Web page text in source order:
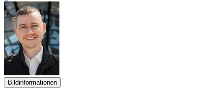
Bildinformationen